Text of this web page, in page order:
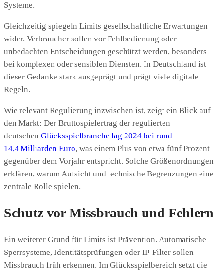
Systeme.
Gleichzeitig spiegeln Limits gesellschaftliche Erwartungen
wider. Verbraucher sollen vor Fehlbedienung oder
unbedachten Entscheidungen geschützt werden, besonders
bei komplexen oder sensiblen Diensten. In Deutschland ist
dieser Gedanke stark ausgeprägt und prägt viele digitale
Regeln.
Wie relevant Regulierung inzwischen ist, zeigt ein Blick auf
den Markt: Der Bruttospielertrag der regulierten
deutschen Glücksspielbranche lag 2024 bei rund
14,4 Milliarden Euro, was einem Plus von etwa fünf Prozent
gegenüber dem Vorjahr entspricht. Solche Größenordnungen
erklären, warum Aufsicht und technische Begrenzungen eine
zentrale Rolle spielen.
Schutz vor Missbrauch und Fehlern
Ein weiterer Grund für Limits ist Prävention. Automatische
Sperrsysteme, Identitätsprüfungen oder IP‑Filter sollen
Missbrauch früh erkennen. Im Glücksspielbereich setzt die